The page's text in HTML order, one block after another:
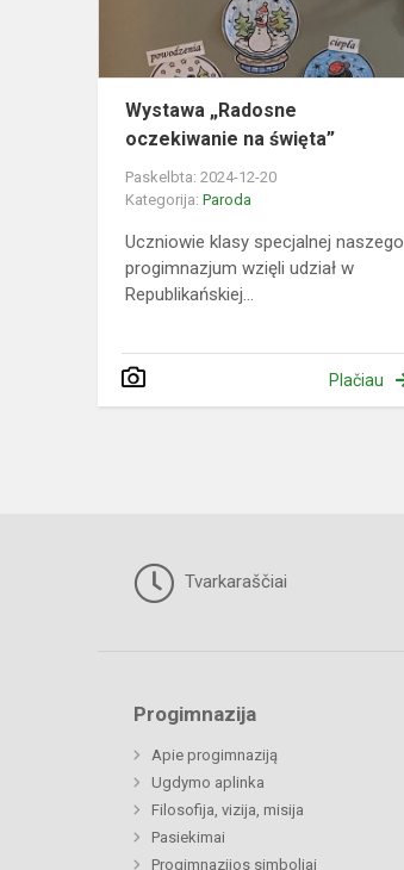
Wystawa „Radosne
oczekiwanie na święta”
Paskelbta: 2024-12-20
Kategorija: Paroda
Uczniowie klasy specjalnej naszego
progimnazjum wzięli udział w
Republikańskiej...
Plačiau
Tvarkaraščiai
Progimnazija
Apie progimnaziją
Ugdymo aplinka
Filosofija, vizija, misija
Pasiekimai
Progimnazijos simboliai